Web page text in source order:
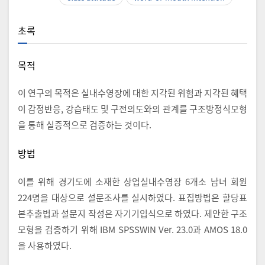
초록
목적
이 연구의 목적은 실내수영장에 대한 지각된 위험과 지각된 혜택
이 감정반응, 강습태도 및 구전의도와의 관계를 구조방정식모형
을 통해 실증적으로 검증하는 것이다.
방법
이를 위해 경기도에 소재한 상업실내수영장 6개소 남녀 회원
224명을 대상으로 설문조사를 실시하였다. 표집방법은 할당표
본추출법과 설문지 작성은 자기기입식으로 하였다. 제안한 구조
모형을 검증하기 위해 IBM SPSSWIN Ver. 23.0과 AMOS 18.0
을 사용하였다.